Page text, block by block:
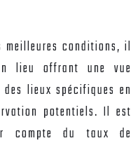
meilleures conditions, il
lieu offrant une vue
des lieux spécifiques en
potentiels. Il est
compte du taux de